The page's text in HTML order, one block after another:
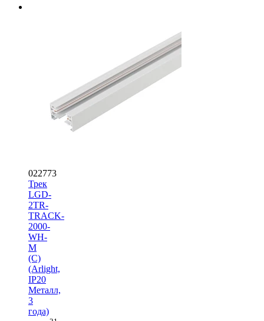
022773
Трек
LGD-
2TR-
TRACK-
2000-
WH-
M
(C)
(Arlight,
IP20
Металл,
3
года)